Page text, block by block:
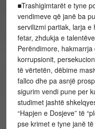
■Trashigimtarët e tyne
vendimeve që janë ba
servilizmi partiak, larja
fetar, zhdukja e
Perëndimore,
korrupsionit,
të vërtetën, dëbime
fallco dhe pa asnjë
sigurim vendi pune per
studimet jashtë
“Hapjen e Dosjeve” të
pse krimet e tyne janë të